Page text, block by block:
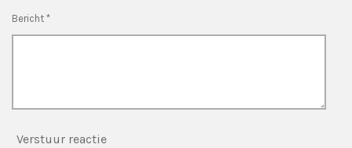
Bericht *
Verstuur reactie